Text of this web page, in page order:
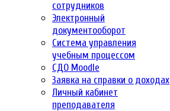
сотрудников
Электронный
документооборот
Система управления
учебным процессом
СДО Moodle
Заявка на справки о доходах
Личный кабинет
преподавателя